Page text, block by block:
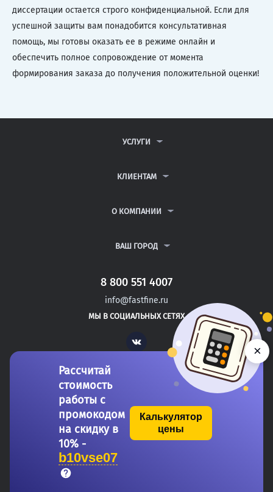
диссертации остается строго конфиденциальной. Если для
успешной защиты вам понадобится консультативная
помощь, мы готовы оказать ее в режиме онлайн и
обеспечить полное сопровождение от момента
формирования заказа до получения положительной оценки!
УСЛУГИ
ДИПЛОМНЫЕ РАБОТЫ
РЕФЕРАТЫ
КЛИЕНТАМ
ВОПРОСЫ И ОТВЕТЫ
ПОЛИТИКА КОНФИДЕНЦИАЛЬНОСТИ
О КОМПАНИИ
КОНТАКТЫ
ВАШ ГОРОД
САНКТ-ПЕТЕРБУРГ
ЧАЙКОВСКИЙ
ЧЕРЕПОВЕЦ
8 800 551 4007
info@fastfine.ru
МЫ В СОЦИАЛЬНЫХ СЕТЯХ
Vk
Copyright 2011-2026 FastFine.ru
Общество с ограниченной ответственностью «Форстад» ОГРН: 1137746693457 ИНН/КПП:
Рассчитай
стоимость
работы с
промокодом
на скидку в
10% -
b10vse07
Калькулятор
цены
×